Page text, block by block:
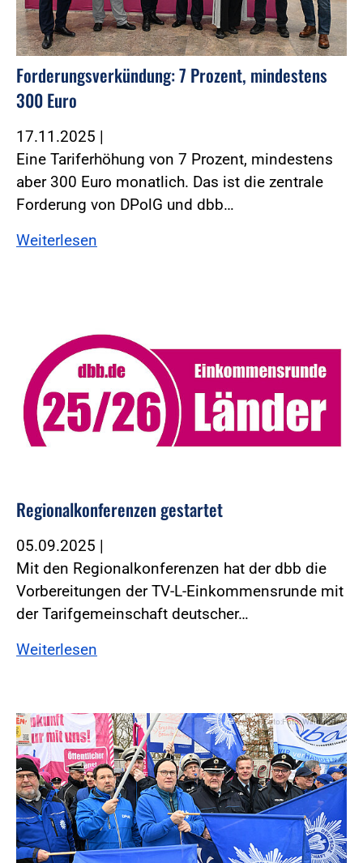
Forderungsverkündung: 7 Prozent, mindestens
300 Euro
17.11.2025 |
Eine Tariferhöhung von 7 Prozent, mindestens
aber 300 Euro monatlich. Das ist die zentrale
Forderung von DPolG und dbb…
Weiterlesen
Regionalkonferenzen gestartet
05.09.2025 |
Mit den Regionalkonferenzen hat der dbb die
Vorbereitungen der TV-L-Einkommensrunde mit
der Tarifgemeinschaft deutscher…
Weiterlesen
Foto:Foto: Windmüller